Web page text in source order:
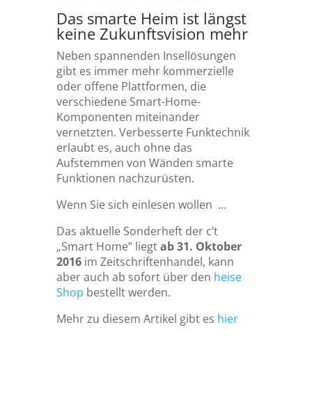
Das smarte Heim ist längst
keine Zukunftsvision mehr
Neben spannenden Insellösungen
gibt es immer mehr kommerzielle
oder offene Plattformen, die
verschiedene Smart-Home-
Komponenten miteinander
vernetzten. Verbesserte Funktechnik
erlaubt es, auch ohne das
Aufstemmen von Wänden smarte
Funktionen nachzurüsten.
Wenn Sie sich einlesen wollen …
Das aktuelle Sonderheft der c’t
„Smart Home“ liegtab 31. Oktober
2016im Zeitschriftenhandel, kann
aber auch ab sofort über den heise
Shop bestellt werden.
Mehr zu diesem Artikel gibt es hier